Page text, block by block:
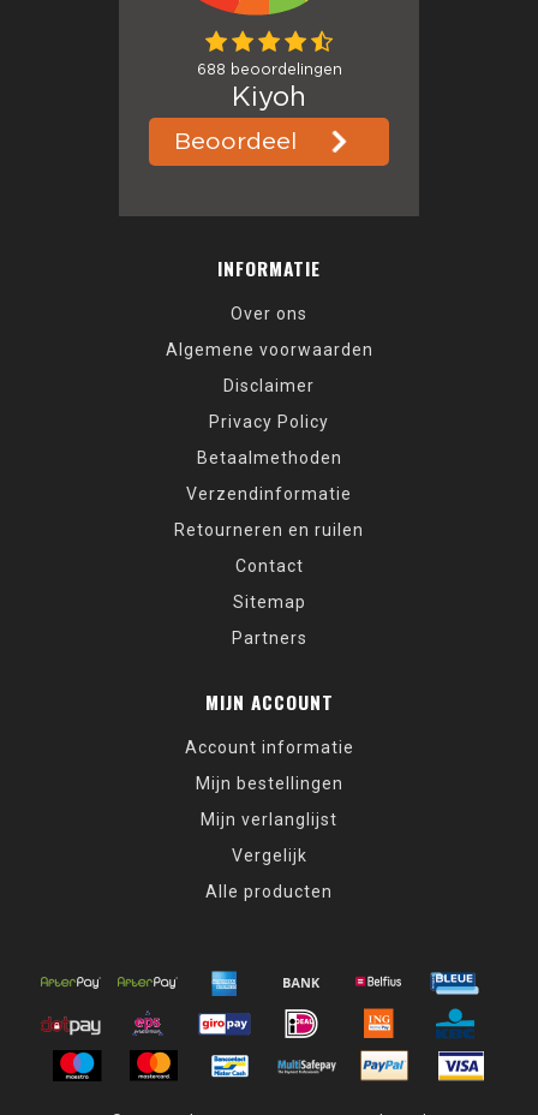
INFORMATIE
Over ons
Algemene voorwaarden
Disclaimer
Privacy Policy
Betaalmethoden
Verzendinformatie
Retourneren en ruilen
Contact
Sitemap
Partners
MIJN ACCOUNT
Account informatie
Mijn bestellingen
Mijn verlanglijst
Vergelijk
Alle producten